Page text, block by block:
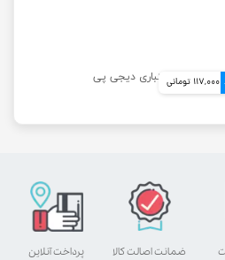
117,000 تومانی
پرداخت آنلاین ضمانت اصالت کالا